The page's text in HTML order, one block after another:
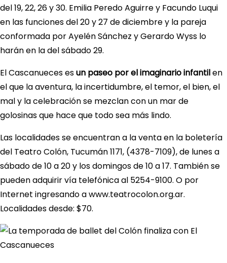
del 19, 22, 26 y 30. Emilia Peredo Aguirre y Facundo Luqui
en las funciones del 20 y 27 de diciembre y la pareja
conformada por Ayelén Sánchez y Gerardo Wyss lo
harán en la del sábado 29.
El Cascanueces esun paseo por el imaginario infantilen
el que la aventura, la incertidumbre, el temor, el bien, el
mal y la celebración se mezclan con un mar de
golosinas que hace que todo sea más lindo.
Las localidades se encuentran a la venta en la boletería
del Teatro Colón, Tucumán 1171, (4378-7109), de lunes a
sábado de 10 a 20 y los domingos de 10 a 17. También se
pueden adquirir vía telefónica al 5254-9100. O por
Internet ingresando a www.teatrocolon.org.ar.
Localidades desde: $70.